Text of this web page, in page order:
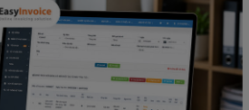
tử không cần […]